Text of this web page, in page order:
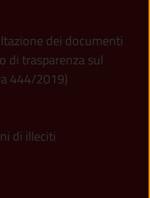
dei documenti
di trasparenza sul
444/2019)
di illeciti